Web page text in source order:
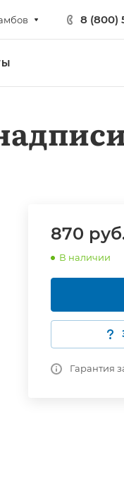
8 (800)
870
В наличии
Гарантия